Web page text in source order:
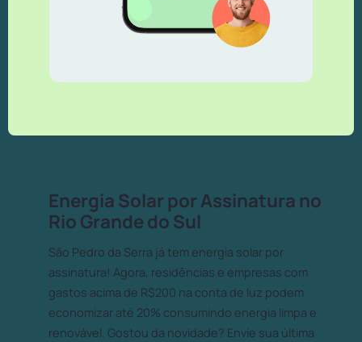
Energia Solar por Assinatura no
Rio Grande do Sul
São Pedro da Serra já tem energia solar por
assinatura! Agora, residências e empresas com
gastos acima de R$200 na conta de luz podem
economizar até 20% consumindo energia limpa e
renovável. Gostou da novidade? Envie sua última